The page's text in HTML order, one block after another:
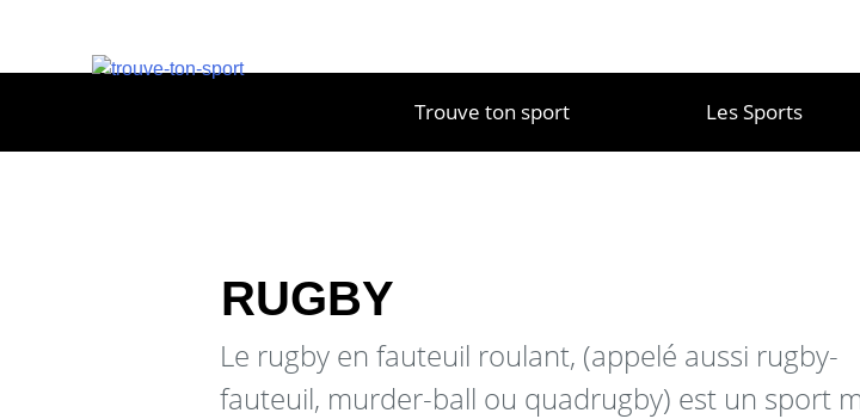
Trouve ton sport Les Sports
RUGBY
Le rugby en fauteuil roulant, (appelé aussi rugby-
fauteuil, murder-ball ou quadrugby) est un sport